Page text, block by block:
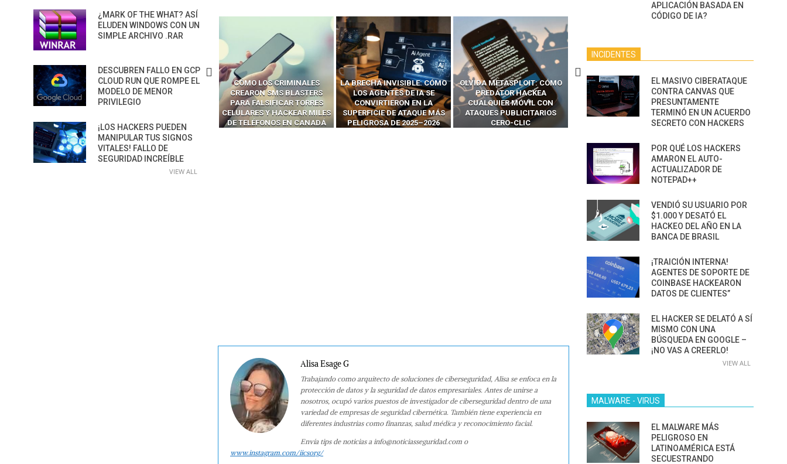
CÓMO LOS HACKERS
MANIPULAN GITHUB
DENTRO DE VS CODE
CÓMO LAVAR EL CEREBRO A
LOS NAVEGADORES CON IA
PARA ROBAR SECRETOS
CÓMO LOS CRIMINALES
CREARON SMS BLASTERS
PARA FALSIFICAR TORRES
CELULARES Y HACKEAR MILES
DE TELÉFONOS EN CANADÁ
LA BRECHA INVISIBLE: CÓMO
LOS AGENTES DE IA SE
CONVIRTIERON EN LA
SUPERFICIE DE ATAQUE MÁS
PELIGROSA DE 2025–2026
OLVIDA METASPLOIT: CÓMO
PREDATOR HACKEA
CUALQUIER MÓVIL CON
ATAQUES PUBLICITARIOS
CERO-CLIC
CÓMO LOS HACKERS
INTERCEPTAN OTPS Y
LLAMADAS MÓVILES SIN
‘HACKEAR’ — EL INCREÍBLE
PODER DE LOS SIM BOXES”
13 TÉCNICAS
RIDÍCULAMENTE
PARA HACKEAR Y
NAVEGADORES DE IA
AGÉNTICA
Alisa Esage G
Trabajando como arquitecto de soluciones de ciberseguridad, Alisa se enfoca en la
protección de datos y la seguridad de datos empresariales. Antes de unirse a
nosotros, ocupó varios puestos de investigador de ciberseguridad dentro de una
variedad de empresas de seguridad cibernética. También tiene experiencia en
diferentes industrias como finanzas, salud médica y reconocimiento facial.
Envía tips de noticias a info@noticiasseguridad.com o
www.instagram.com/iicsorg/
¿MARK OF THE WHAT? ASÍ
ELUDEN WINDOWS CON UN
SIMPLE ARCHIVO .RAR
DESCUBREN FALLO EN GCP
CLOUD RUN QUE ROMPE EL
MODELO DE MENOR
PRIVILEGIO
¡LOS HACKERS PUEDEN
MANIPULAR TUS SIGNOS
VITALES! FALLO DE
SEGURIDAD INCREÍBLE
VIEW ALL
APLICACIÓN BASADA EN
CÓDIGO DE IA?
INCIDENTES
EL MASIVO CIBERATAQUE
CONTRA CANVAS QUE
PRESUNTAMENTE
TERMINÓ EN UN ACUERDO
SECRETO CON HACKERS
POR QUÉ LOS HACKERS
AMARON EL AUTO-
ACTUALIZADOR DE
NOTEPAD++
VENDIÓ SU USUARIO POR
$1.000 Y DESATÓ EL
HACKEO DEL AÑO EN LA
BANCA DE BRASIL
¡TRAICIÓN INTERNA!
AGENTES DE SOPORTE DE
COINBASE HACKEARON
DATOS DE CLIENTES”
EL HACKER SE DELATÓ A SÍ
MISMO CON UNA
BÚSQUEDA EN GOOGLE –
¡NO VAS A CREERLO!
VIEW ALL
MALWARE - VIRUS
EL MALWARE MÁS
PELIGROSO EN
LATINOAMÉRICA ESTÁ
SECUESTRANDO